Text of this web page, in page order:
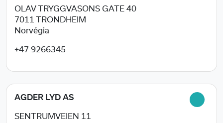
OLAV TRYGGVASONS GATE 40
7011
TRONDHEIM
Norvégia
+47 9266345
AGDER LYD AS
SENTRUMVEIEN 11